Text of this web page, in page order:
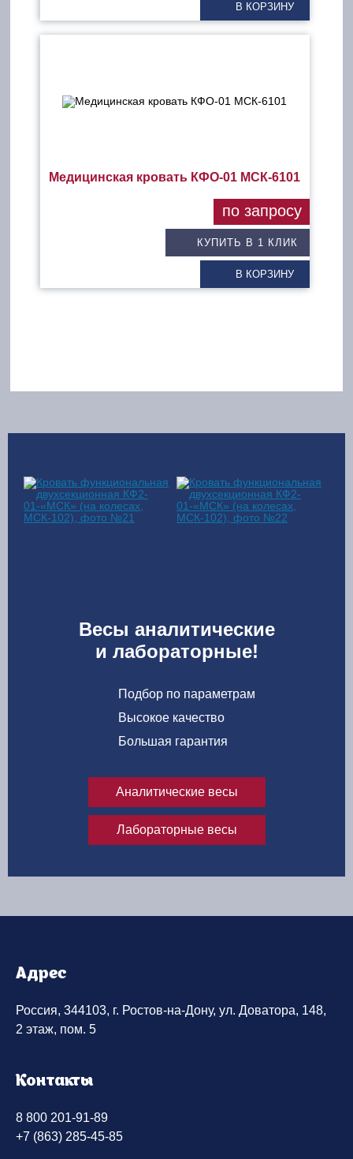
Весы аналитические
и лабораторные!
Подбор по параметрам
Высокое качество
Большая гарантия
Аналитические весы
Лабораторные весы
В КОРЗИНУ
Медицинская кровать КФО-01 МСК-6101
КУПИТЬ В 1 КЛИК
В КОРЗИНУ
по запросу
Адрес
Россия, 344103, г. Ростов-на-Дону, ул. Доватора, 148,
2 этаж, пом. 5
Контакты
8 800 201-91-89
+7 (863) 285-45-85